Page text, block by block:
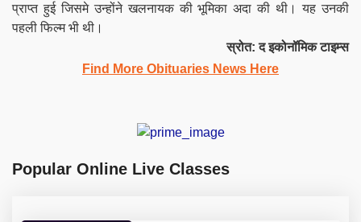
प्राप्त हुई जिसमे उन्होंने खलनायक की भूमिका अदा की थी। यह उनकी
पहली फिल्म भी थी।
स्रोत: द इकोनॉमिक टाइम्स
Find More Obituaries News Here
Popular Online Live Classes